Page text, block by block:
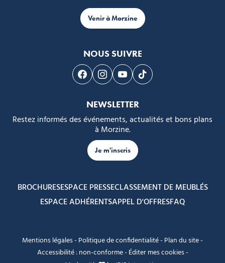
Venir à Morzine
NOUS SUIVRE
Suivez-nous sur Facebook
Suivez-nous sur Instagram
Suivez-nous sur Youtube
Suivez-nous sur
NEWSLETTER
Restez informés des événements, actualités et bons plans
à Morzine.
Je m'inscris
BROCHURESESPACE PRESSECLASSEMENT DE MEUBLÉS
ESPACE ADHÉRENTSAPPEL D'OFFRESFAQ
Mentions légales- Politique de confidentialité- Plan du site-
Accessibilité : non-conforme- Éditer mes cookies-